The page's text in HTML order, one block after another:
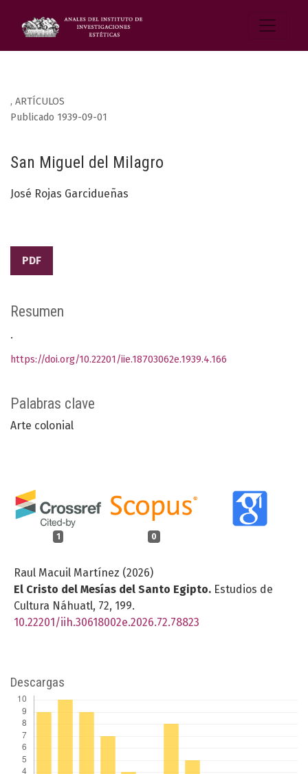
, ARTÍCULOS
San Miguel del Milagro
Publicado 1939-09-01
José Rojas Garcidueñas
PDF
Palabras clave
Arte colonial
1 0
Raul Macuil Martínez (2026)
El Cristo del Mesías del Santo Egipto. Estudios de
Cultura Náhuatl, 72, 199.
10.22201/iih.30618002e.2026.72.78823
Resumen
.
https://doi.org/10.22201/iie.18703062e.1939.4.166
Descargas